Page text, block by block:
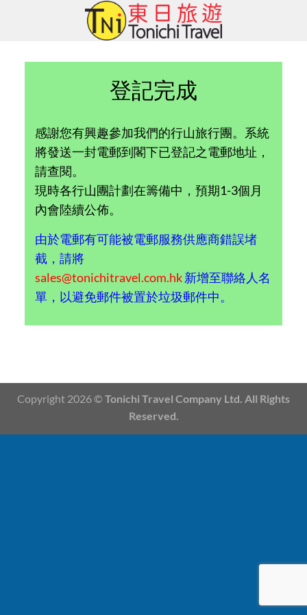
登記完成
感謝您有興趣參加我們的行山旅行團。系統
將發送一封電郵到閣下已登記之電郵地址，
請查閱。
現時各行山團計劃在籌備中，預期1-3個月
內會陸續公佈。
由於電郵有可能被電郵服務供應商錯誤堵
截，請將
sales@tonichitravel.com.hk新增至聯絡人名
單，以避免郵件被置於垃圾郵件中。
Copyright 2026 © Tonichi Travel Company Ltd. All Rights
Reserved.